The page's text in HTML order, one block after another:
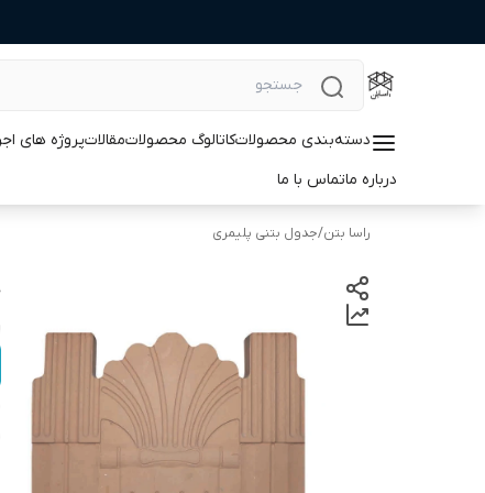
دسته‌بندی محصولاتکاتالوگ محصولاتمقالاتپروژه های
درباره ماتماس با ما
راسا بتن/جدول بتنی پلیمری